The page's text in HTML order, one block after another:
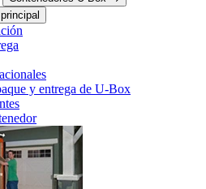
y entrega de U-Box